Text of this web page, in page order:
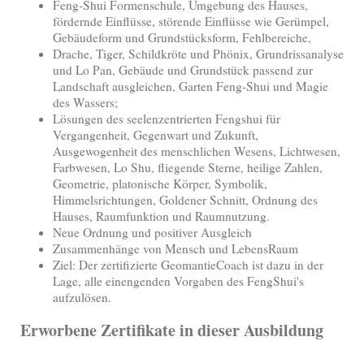
Feng-Shui Formenschule, Umgebung des Hauses,
fördernde Einflüsse, störende Einflüsse wie Gerümpel,
Gebäudeform und Grundstücksform, Fehlbereiche,
Drache, Tiger, Schildkröte und Phönix, Grundrissanalyse
und Lo Pan, Gebäude und Grundstück passend zur
Landschaft ausgleichen, Garten Feng-Shui und Magie
des Wassers;
Lösungen des seelenzentrierten Fengshui für
Vergangenheit, Gegenwart und Zukunft,
Ausgewogenheit des menschlichen Wesens, Lichtwesen,
Farbwesen, Lo Shu, fliegende Sterne, heilige Zahlen,
Geometrie, platonische Körper, Symbolik,
Himmelsrichtungen, Goldener Schnitt, Ordnung des
Hauses, Raumfunktion und Raumnutzung.
Neue Ordnung und positiver Ausgleich
Zusammenhänge von Mensch und LebensRaum
Ziel: Der zertifizierte GeomantieCoach ist dazu in der
Lage, alle einengenden Vorgaben des FengShui's
aufzulösen.
Erworbene Zertifikate in dieser Ausbildung